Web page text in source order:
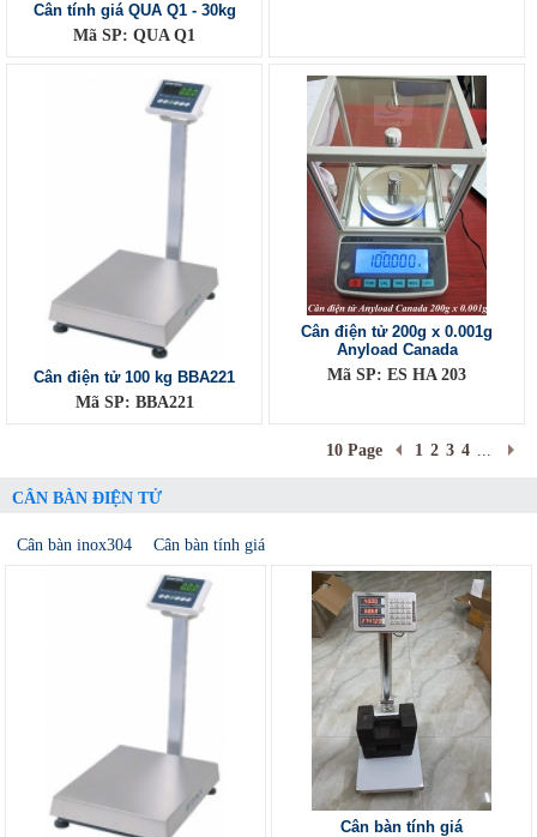
Cân tính giá QUA Q1 - 30kg
Mã SP: QUA Q1
Cân điện tử 100 kg BBA221
Mã SP: BBA221
Cân điện tử 200g x 0.001g
Anyload Canada
Mã SP: ES HA 203
10 Page 1 2 3 4 ...
CÂN BÀN ĐIỆN TỬ
Cân bàn inox304 Cân bàn tính giá
Cân bàn tính giá